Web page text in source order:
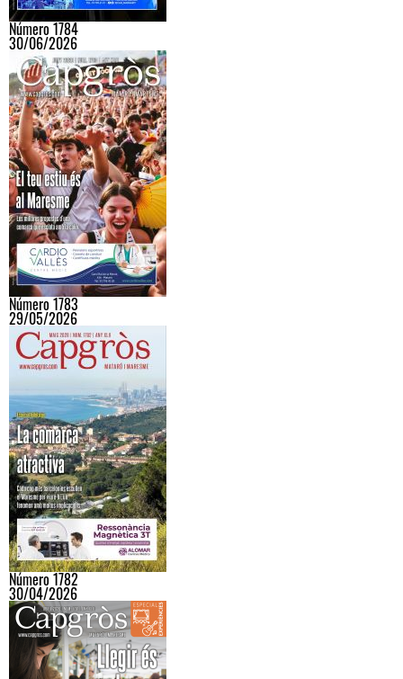
Número 1784
30/06/2026
Número 1783
29/05/2026
Número 1782
30/04/2026